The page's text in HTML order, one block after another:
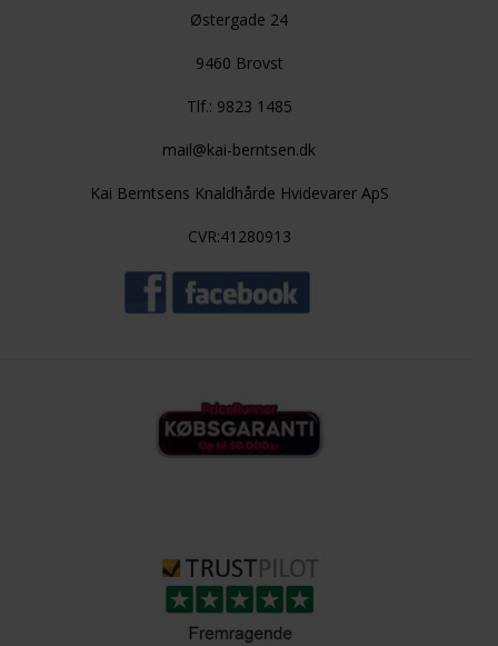
Østergade 24
9460 Brovst
Tlf.: 9823 1485
mail@kai-berntsen.dk
Kai Berntsens Knaldhårde Hvidevarer ApS
CVR:41280913